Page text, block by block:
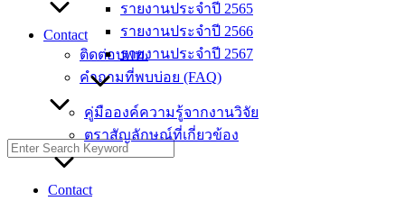
รายงานประจำปี 2565
รายงานประจำปี 2566
รายงานประจำปี 2567
คู่มือองค์ความรู้จากงานวิจัย
ตราสัญลักษณ์ที่เกี่ยวข้อง
Contact
Contact
ติดต่อบพท.
คำถามที่พบบ่อย (FAQ)